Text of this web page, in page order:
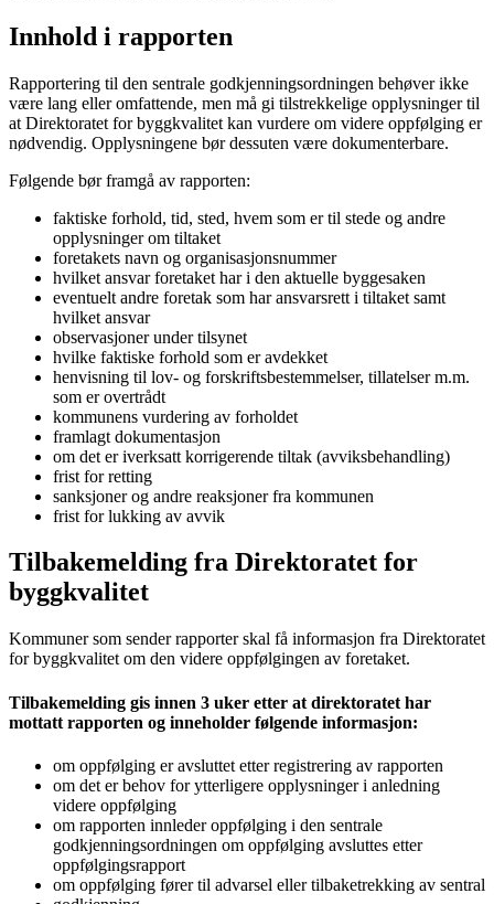
Innhold i rapporten
Rapportering til den sentrale godkjenningsordningen behøver ikke
være lang eller omfattende, men må gi tilstrekkelige opplysninger til
at Direktoratet for byggkvalitet kan vurdere om videre oppfølging er
nødvendig. Opplysningene bør dessuten være dokumenterbare.
Følgende bør framgå av rapporten:
faktiske forhold, tid, sted, hvem som er til stede og andre
opplysninger om tiltaket
foretakets navn og organisasjonsnummer
hvilket ansvar foretaket har i den aktuelle byggesaken
eventuelt andre foretak som har ansvarsrett i tiltaket samt
hvilket ansvar
observasjoner under tilsynet
hvilke faktiske forhold som er avdekket
henvisning til lov- og forskriftsbestemmelser, tillatelser m.m.
som er overtrådt
kommunens vurdering av forholdet
framlagt dokumentasjon
om det er iverksatt korrigerende tiltak (avviksbehandling)
frist for retting
sanksjoner og andre reaksjoner fra kommunen
frist for lukking av avvik
Tilbakemelding fra Direktoratet for
byggkvalitet
Kommuner som sender rapporter skal få informasjon fra Direktoratet
for byggkvalitet om den videre oppfølgingen av foretaket.
Tilbakemelding gis innen 3 uker etter at direktoratet har
mottatt rapporten og inneholder følgende informasjon:
om oppfølging er avsluttet etter registrering av rapporten
om det er behov for ytterligere opplysninger i anledning
videre oppfølging
om rapporten innleder oppfølging i den sentrale
godkjenningsordningen om oppfølging avsluttes etter
oppfølgingsrapport
om oppfølging fører til advarsel eller tilbaketrekking av sentral